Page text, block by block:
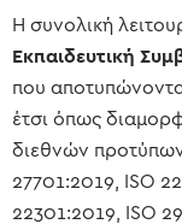
Η συνολική
Εκπαιδευτική
που
έτσι όπως
διεθνών
27701:2019, ISO
22301:2019, ISO